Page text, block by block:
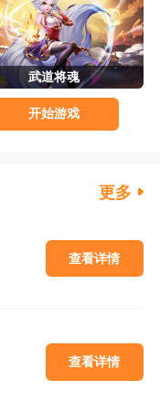
武道将魂
开始游戏
更多
查看详情
查看详情